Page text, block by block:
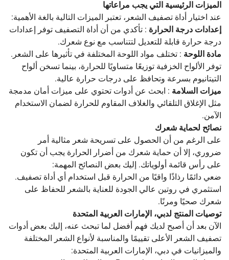
الميزات الرئيسية التي يجب مراعاتها
عند اختيار أداة تصفيف الشعر، تعتبر الميزات التالية بالغة الأهمية:
إعدادات درجة الحرارة : تأكدي من أن أداة التصفيف توفر إعدادات
درجة حرارة قابلة للتعديل لتتناسب مع نوع شعرك.
مادة اللوحة : تختلف مواد اللوحة المختلفة في تأثيرها على الشعر.
توفر الألواح الخزفية توزيعًا متساويًا للحرارة، بينما تسخن ألواح
التيتانيوم بسرعة وتحافظ على درجات حرارة عالية.
ميزات السلامة : ابحث عن أدوات تحتوي على ميزات أمان مدمجة
مثل الإغلاق التلقائي والغلاف المقاوم للحرارة لضمان الاستخدام
الآمن.
نصائح لحماية شعرك
على الرغم من أن الحصول على تسريحة شعر مثالية أمر
ضروري، إلا أن حماية شعرك من أضرار الحرارة يجب أن تكون
على رأس قائمة أولوياتك. إليك بعض النصائح المهمة:
ضعي دائمًا رذاذًا واقيًا من الحرارة قبل استخدام أي أداة تصفيف.
استثمري في روتين عالي الجودة للعناية بالشعر للحفاظ على
شعرك صحيًا ومرنًا.
توصيات المنتج لدبي، الإمارات العربية المتحدة
الآن بعد أن أصبح لديك فهم أفضل لما تبحث عنه، إليك بعض أدوات
تصفيف الشعر الأعلى تقييمًا والمناسبة لأنواع الشعر المختلفة
والميزانيات في دبي، الإمارات العربية المتحدة: